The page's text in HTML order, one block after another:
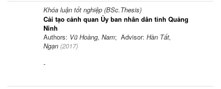
Khóa luận tốt nghiệp (BSc.Thesis)
Cải tạo cảnh quan Ủy ban nhân dân tỉnh Quảng
Ninh
Authors: Vũ Hoàng, Nam; Advisor: Hàn Tất,
Ngạn (2017)
-